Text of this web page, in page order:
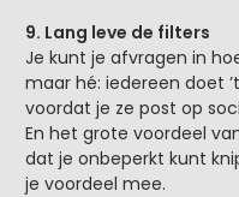
9. Lang leve de filters
Je kunt je afvragen in
maar hé: iedereen doet
voordat je ze post op
En het grote voordeel
dat je onbeperkt kunt
je voordeel mee.